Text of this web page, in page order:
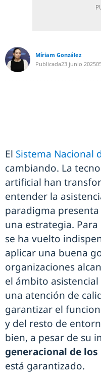
Míriam González
Publicada23 junio 2025
El Sistema Nacional
cambiando. La
artificial han
entender la
paradigma
una estrategia.
se ha vuelto
aplicar una buena
organizaciones
el ámbito
una atención de
garantizar el
y del resto de
bien, a pesar de su
generacional de
está garantizado.